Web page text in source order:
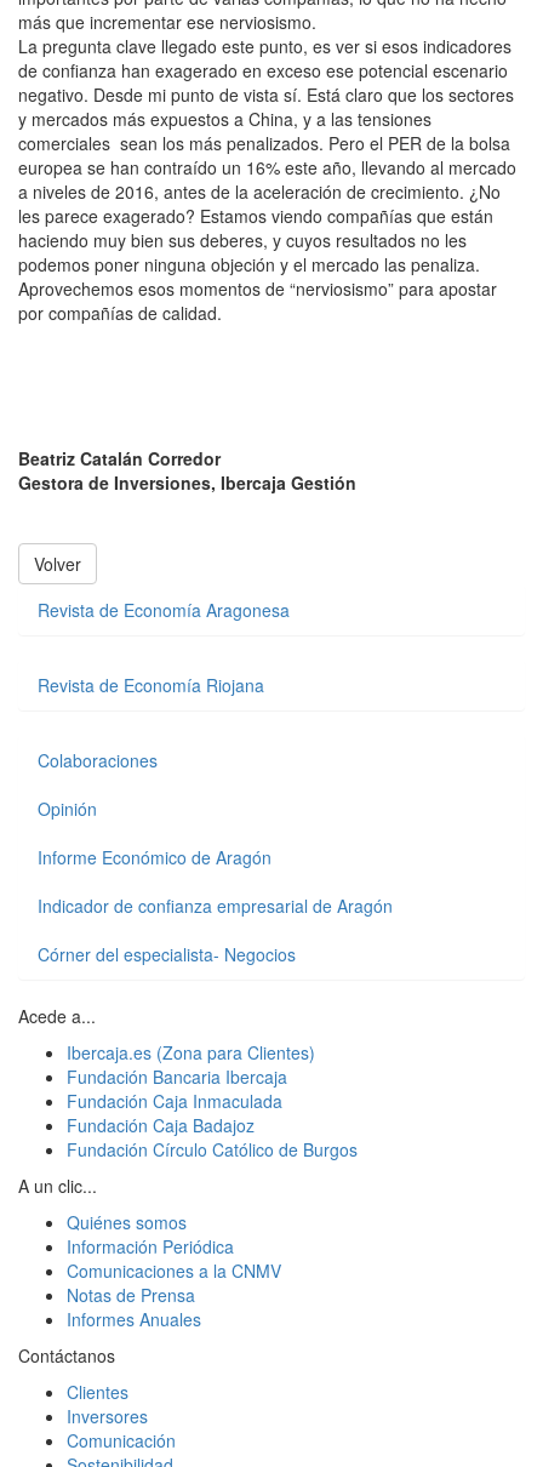
más que incrementar ese nerviosismo.
La pregunta clave llegado este punto, es ver si esos indicadores
de confianza han exagerado en exceso ese potencial escenario
negativo. Desde mi punto de vista sí. Está claro que los sectores
y mercados más expuestos a China, y a las tensiones
comerciales sean los más penalizados. Pero el PER de la bolsa
europea se han contraído un 16% este año, llevando al mercado
a niveles de 2016, antes de la aceleración de crecimiento. ¿No
les parece exagerado? Estamos viendo compañías que están
haciendo muy bien sus deberes, y cuyos resultados no les
podemos poner ninguna objeción y el mercado las penaliza.
Aprovechemos esos momentos de “nerviosismo” para apostar
por compañías de calidad.
Beatriz Catalán Corredor
Gestora de Inversiones, Ibercaja Gestión
Volver
Revista de Economía Aragonesa
Revista de Economía Riojana
Colaboraciones
Opinión
Informe Económico de Aragón
Indicador de confianza empresarial de Aragón
Córner del especialista- Negocios
Acede a...
Ibercaja.es (Zona para Clientes)
Fundación Bancaria Ibercaja
Fundación Caja Inmaculada
Fundación Caja Badajoz
Fundación Círculo Católico de Burgos
A un clic...
Quiénes somos
Información Periódica
Comunicaciones a la CNMV
Notas de Prensa
Informes Anuales
Contáctanos
Clientes
Inversores
Comunicación